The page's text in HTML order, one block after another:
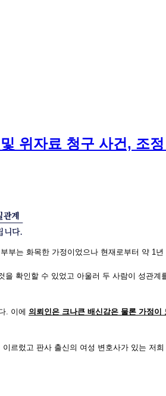
위자료 청구 사건, 조정
부는 화목한 가정이었으나 현재로부터 약 1
확인할 수 있었고 아울러 두 사람이 성관
. 이에 의뢰인은 크나큰 배신감은 물론 가정
르렀고 판사 출신의 여성 변호사가 있는 저